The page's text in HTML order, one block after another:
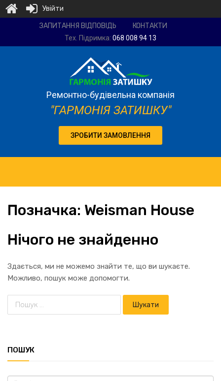
компанія
ЗАПИТАННЯ ВІДПОВІДЬ КОНТАКТИ
Тех. Підримка: 068 008 94 13
Ремонтно-будівельна компанія
"ГАРМОНІЯ ЗАТИШКУ"
ЗРОБИТИ ЗАМОВЛЕННЯ
Позначка: Weisman House
Нічого не знайденно
Здається, ми не можемо знайти те, що ви шукаєте.
Можливо, пошук може допомогти.
ПОШУК
Увійти